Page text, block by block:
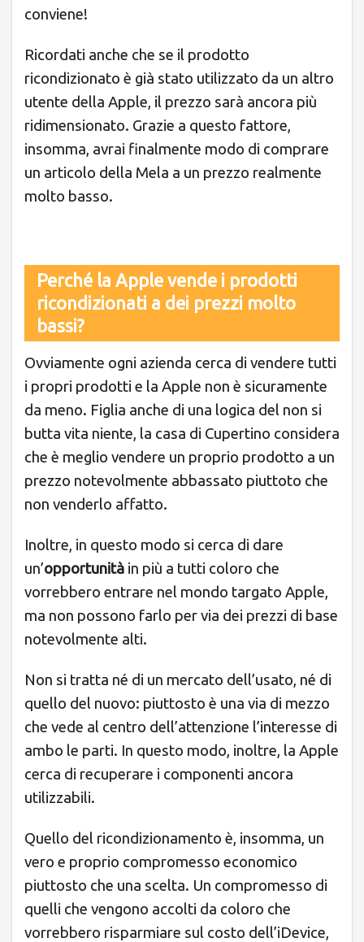
conviene!
Ricordati anche che se il prodotto
ricondizionato è già stato utilizzato da un altro
utente della Apple, il prezzo sarà ancora più
ridimensionato. Grazie a questo fattore,
insomma, avrai finalmente modo di comprare
un articolo della Mela a un prezzo realmente
molto basso.
Perché la Apple vende i prodotti
ricondizionati a dei prezzi molto
bassi?
Ovviamente ogni azienda cerca di vendere tutti
i propri prodotti e la Apple non è sicuramente
da meno. Figlia anche di una logica del non si
butta vita niente, la casa di Cupertino considera
che è meglio vendere un proprio prodotto a un
prezzo notevolmente abbassato piuttoto che
non venderlo affatto.
Inoltre, in questo modo si cerca di dare
un’opportunità in più a tutti coloro che
vorrebbero entrare nel mondo targato Apple,
ma non possono farlo per via dei prezzi di base
notevolmente alti.
Non si tratta né di un mercato dell’usato, né di
quello del nuovo: piuttosto è una via di mezzo
che vede al centro dell’attenzione l’interesse di
ambo le parti. In questo modo, inoltre, la Apple
cerca di recuperare i componenti ancora
utilizzabili.
Quello del ricondizionamento è, insomma, un
vero e proprio compromesso economico
piuttosto che una scelta. Un compromesso di
quelli che vengono accolti da coloro che
vorrebbero risparmiare sul costo dell’iDevice,